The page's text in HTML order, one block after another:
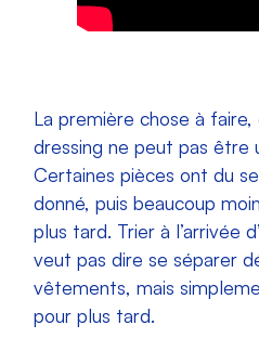
La première chose à
dressing ne peut pas être
Certaines pièces ont du
donné, puis beaucoup
plus tard. Trier à l’arrivée
veut pas dire se séparer
vêtements, mais
pour plus tard.